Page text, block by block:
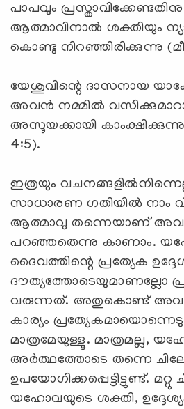
പാപവും
ആത്മാവിനാല്‍ ശക്തിയും
കൊണ്ടു നിറഞ്ഞിരിക്കുന്നു
യേശുവിന്റെ ദാസനായ
അവന്‍ നമ്മില്‍
അസൂയക്കായി
4:5).
ഇത്രയും
സാധാരണ ഗതിയില്‍ നാം
ആത്മാവു തന്നെയാണ്
പറഞ്ഞതെന്നു കാണാം.
ദൈവത്തിന്റെ പ്രത്യേക
ദൗത്യത്തോടെയുമാണല്ലോ
വരുന്നത്. അതുകൊണ്ട്
കാര്യം
മാത്രമേയുള്ളൂ. മാത്രമല്ല,
അര്‍ത്ഥത്തോടെ തന്നെ
ഉപയോഗിക്കപ്പെട്ടിട്ടുണ്ട്.
യഹോവയുടെ ശക്തി,